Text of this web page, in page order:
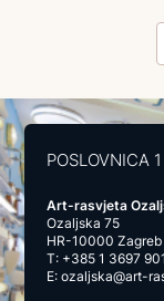
POSLOVNICA 1
Art-rasvjeta
Ozaljska 75
HR-10000 Zagreb
T: +385 1 3697 901
E:ozaljska@art-